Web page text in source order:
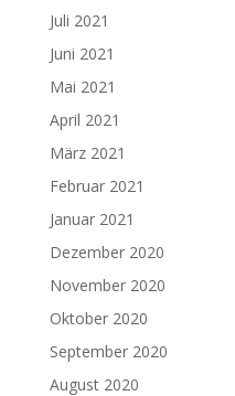
Juli 2021
Juni 2021
Mai 2021
April 2021
März 2021
Februar 2021
Januar 2021
Dezember 2020
November 2020
Oktober 2020
September 2020
August 2020